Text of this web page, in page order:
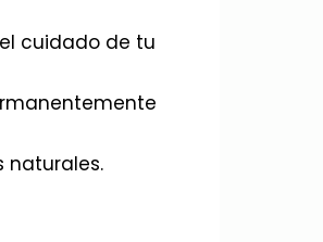
cuidado de tu
naturales.